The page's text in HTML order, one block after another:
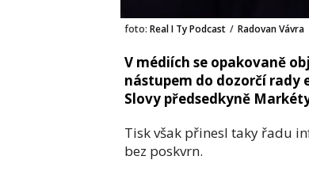
foto: Real I Ty Podcast / Radovan Vávra
V médiích se opakovaně
nástupem do dozorčí rady
Slovy předsedkyně
Tisk však přinesl taky řadu
bez poskvrn.